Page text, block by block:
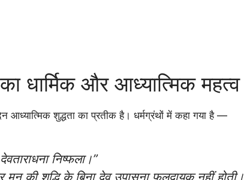
धार्मिक और आध्यात्मिक महत्व
आध्यात्मिक शुद्धता का प्रतीक है। धर्मग्रंथों में कहा गया है —
निष्फला।”
मन की शुद्धि के बिना देव उपासना फलदायक नहीं होती।